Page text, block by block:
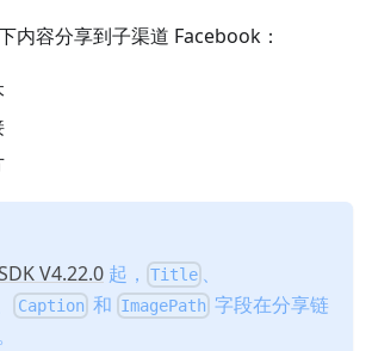
内容分享到子渠道 Facebook：
V4.22.0 起， Title 、
Caption 和 ImagePath 字段在分享链